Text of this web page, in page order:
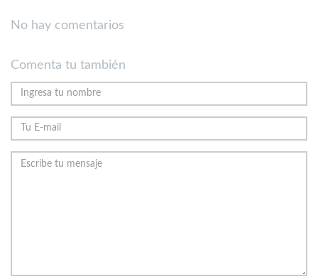
No hay comentarios
Comenta tu también